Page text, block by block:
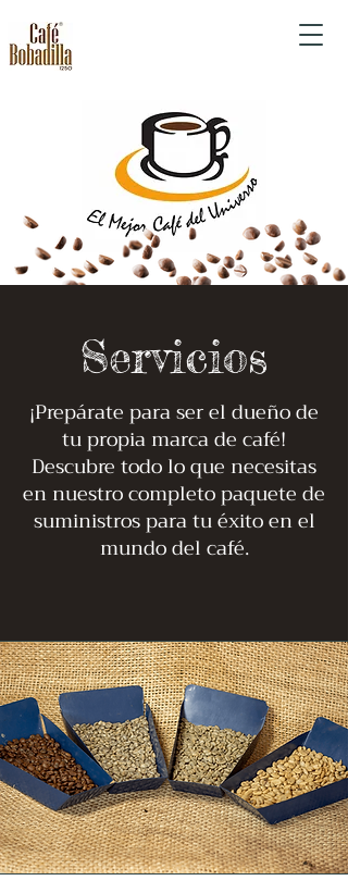
Servicios
¡Prepárate para ser el dueño de
tu propia marca de café!
Descubre todo lo que necesitas
en nuestro completo paquete de
suministros para tu éxito en el
mundo del café.